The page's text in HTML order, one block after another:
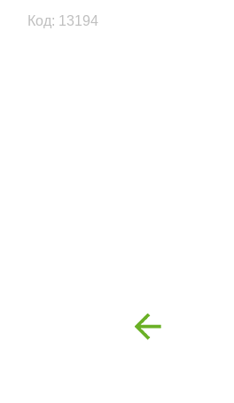
Код: 13194
Previous